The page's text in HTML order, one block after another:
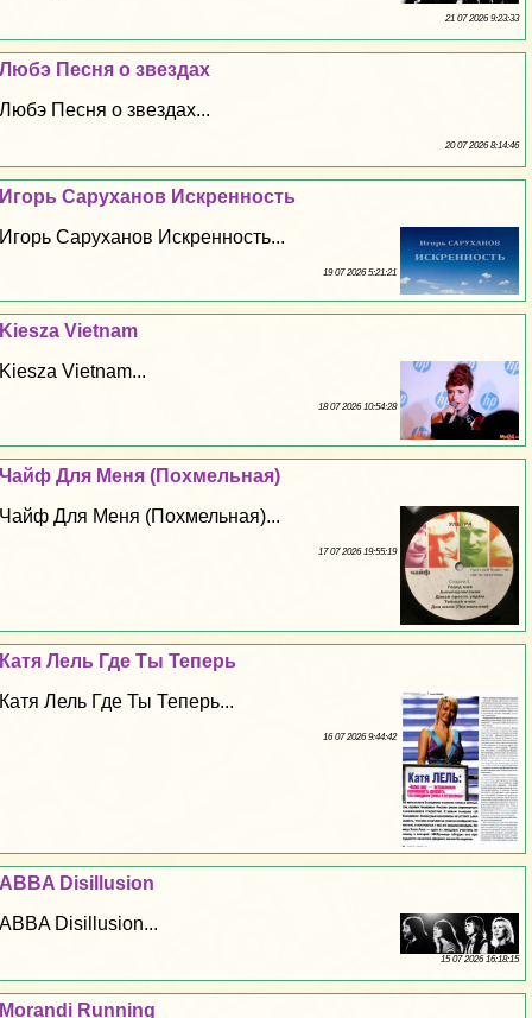
21 07 2026 9:23:33
Любэ Песня о звездах
Любэ Песня о звездах...
20 07 2026 8:14:46
Игорь Саруханов Искренность
Игорь Саруханов Искренность...
19 07 2026 5:21:21
Kiesza Vietnam
Kiesza Vietnam...
18 07 2026 10:54:28
Чайф Для Меня (Похмельная)
Чайф Для Меня (Похмельная)...
17 07 2026 19:55:19
Катя Лель Где Ты Теперь
Катя Лель Где Ты Теперь...
16 07 2026 9:44:42
ABBA Disillusion
ABBA Disillusion...
15 07 2026 16:18:15
Morandi Running